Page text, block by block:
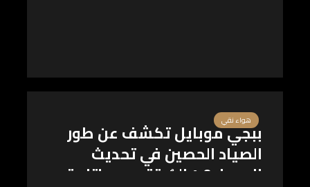
هواء نقي
ببجي موبايل تكشف عن طور
الصياد الحصين في تحديث
الإصدار 4.0 المُرتقب مع إتاحة